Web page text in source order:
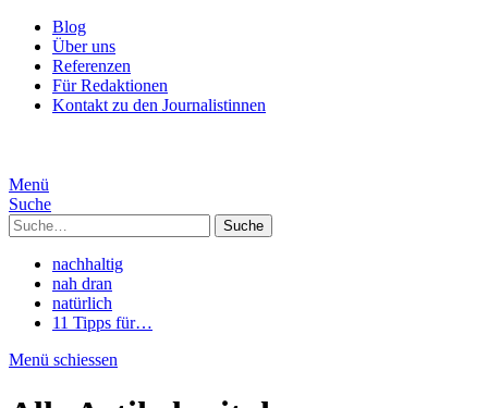
Blog
Über uns
Referenzen
Für Redaktionen
Kontakt zu den Journalistinnen
Menü
Suche
Suche
nachhaltig
nah dran
natürlich
11 Tipps für…
Menü schiessen